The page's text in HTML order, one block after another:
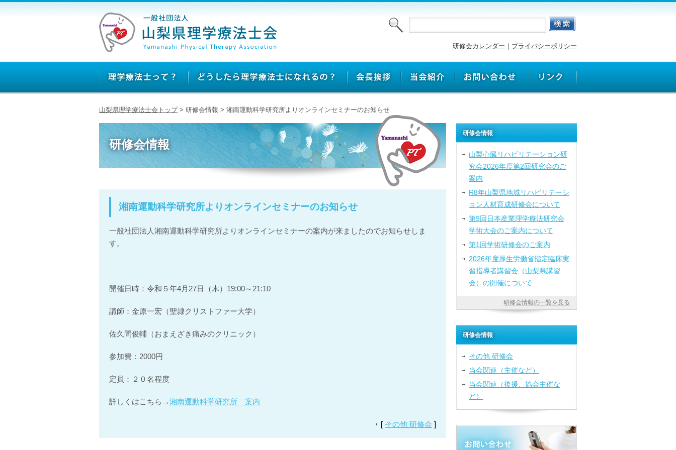
研修会カレンダー ｜ プライバシーポリシー
山梨県理学療法士会トップ> 研修会情報 > 湘南運動科学研究所よりオンラインセミナーのお知らせ
研修会情報
湘南運動科学研究所よりオンラインセミナーのお知らせ
一般社団法人湘南運動科学研究所よりオンラインセミナーの案内が来ましたのでお知らせしま
す。
開催日時：令和５年4月27日（木）19:00～21:10
講師：金原一宏（聖隷クリストファー大学）
佐久間俊輔（おまえざき痛みのクリニック）
参加費：2000円
定員：２０名程度
詳しくはこちら→湘南運動科学研究所 案内
[ その他 研修会 ]
研修会情報
山梨心臓リハビリテーション研
究会2026年度第2回研究会のご
案内
R8年山梨県地域リハビリテーシ
ョン人材育成研修会について
第9回日本産業理学療法研究会
学術大会のご案内について
第1回学術研修会のご案内
2026年度厚生労働省指定臨床実
習指導者講習会（山梨県講習
会）の開催について
研修会情報の一覧を見る
研修会情報
その他 研修会
当会関連（主催など）
当会関連（後援、協会主催な
ど）